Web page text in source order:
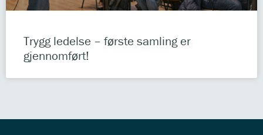
Trygg ledelse – første samling er
gjennomført!